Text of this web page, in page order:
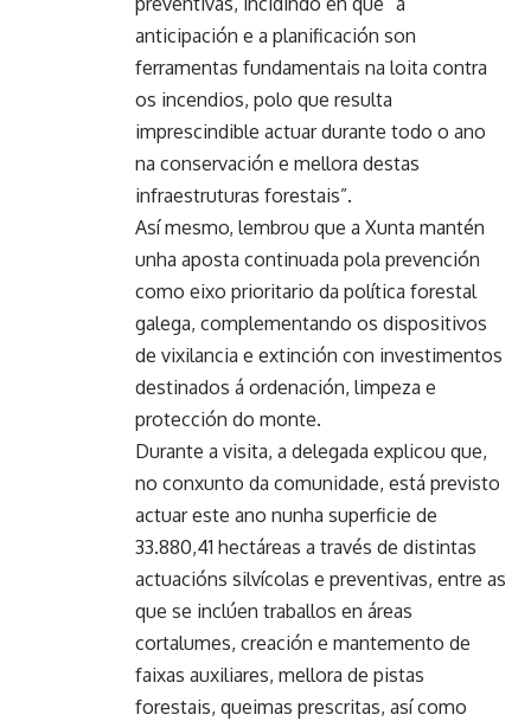
anticipación e a planificación son
ferramentas fundamentais na loita contra
os incendios, polo que resulta
imprescindible actuar durante todo o ano
na conservación e mellora destas
infraestruturas forestais”.
Así mesmo, lembrou que a Xunta mantén
unha aposta continuada pola prevención
como eixo prioritario da política forestal
galega, complementando os dispositivos
de vixilancia e extinción con investimentos
destinados á ordenación, limpeza e
protección do monte.
Durante a visita, a delegada explicou que,
no conxunto da comunidade, está previsto
actuar este ano nunha superficie de
33.880,41 hectáreas a través de distintas
actuacións silvícolas e preventivas, entre as
que se inclúen traballos en áreas
cortalumes, creación e mantemento de
faixas auxiliares, mellora de pistas
forestais, queimas prescritas, así como